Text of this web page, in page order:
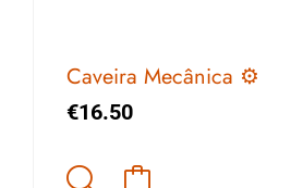
Caveira Mecânica ⚙️
€16.50